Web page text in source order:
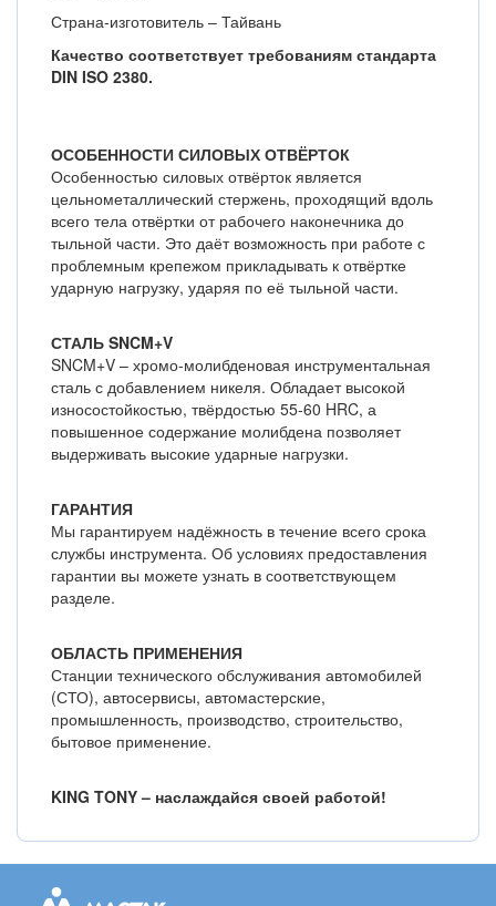
Страна-изготовитель – Тайвань
Качество соответствует требованиям стандарта
DIN ISO 2380.
ОСОБЕННОСТИ СИЛОВЫХ ОТВЁРТОК
Особенностью силовых отвёрток является
цельнометаллический стержень, проходящий вдоль
всего тела отвёртки от рабочего наконечника до
тыльной части. Это даёт возможность при работе с
проблемным крепежом прикладывать к отвёртке
ударную нагрузку, ударяя по её тыльной части.
СТАЛЬ SNCM+V
SNCM+V – хромо-молибденовая инструментальная
сталь с добавлением никеля. Обладает высокой
износостойкостью, твёрдостью 55-60 HRC, а
повышенное содержание молибдена позволяет
выдерживать высокие ударные нагрузки.
ГАРАНТИЯ
Мы гарантируем надёжность в течение всего срока
службы инструмента. Об условиях предоставления
гарантии вы можете узнать в соответствующем
разделе.
ОБЛАСТЬ ПРИМЕНЕНИЯ
Станции технического обслуживания автомобилей
(СТО), автосервисы, автомастерские,
промышленность, производство, строительство,
бытовое применение.
KING TONY – наслаждайся своей работой!